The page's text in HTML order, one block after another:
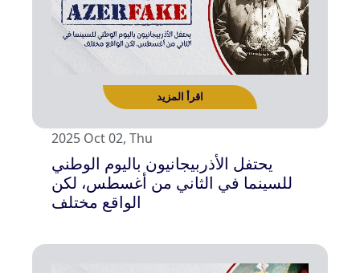
اقرأ المزيد
2025 Oct 02, Thu
يحتفل الأذربيجانيون باليوم الوطني
للسينما في الثاني من أغسطس، لكن
الواقع مختلف